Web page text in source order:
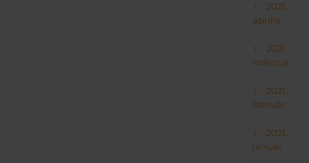
2021.
április
2021.
március
2021.
február
2021.
január